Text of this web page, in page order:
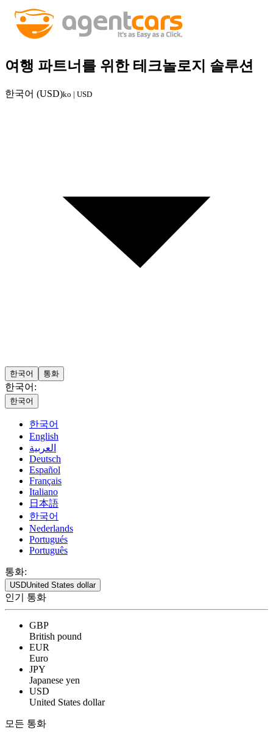
여행 파트너를 위한 테크놀로지 솔루션
한국어 (USD)ko | USD
한국어 통화
한국어:
한국어
한국어
English
العربية
Deutsch
Español
Français
Italiano
日本語
한국어
Nederlands
Portugués
Português
통화:
USDUnited States dollar
인기 통화
GBP
British pound
EUR
Euro
JPY
Japanese yen
USD
United States dollar
모든 통화